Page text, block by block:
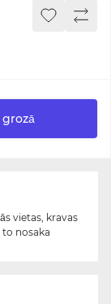
vietas, kravas
nosaka